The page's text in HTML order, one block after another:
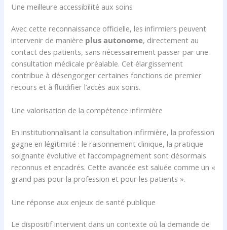
Une meilleure accessibilité aux soins
Avec cette reconnaissance officielle, les infirmiers peuvent
intervenir de manière plus autonome, directement au
contact des patients, sans nécessairement passer par une
consultation médicale préalable. Cet élargissement
contribue à désengorger certaines fonctions de premier
recours et à fluidifier l’accès aux soins.
Une valorisation de la compétence infirmière
En institutionnalisant la consultation infirmière, la profession
gagne en légitimité : le raisonnement clinique, la pratique
soignante évolutive et l’accompagnement sont désormais
reconnus et encadrés. Cette avancée est saluée comme un «
grand pas pour la profession et pour les patients ».
Une réponse aux enjeux de santé publique
Le dispositif intervient dans un contexte où la demande de